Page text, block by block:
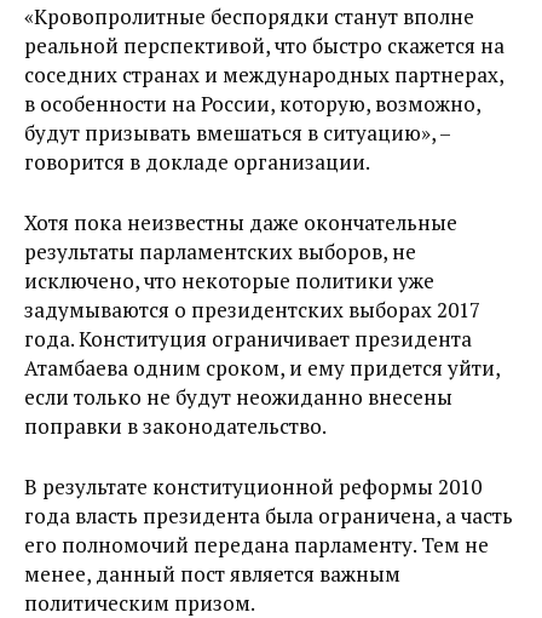
«Кровопролитные беспорядки станут вполне
реальной перспективой, что быстро скажется на
соседних странах и международных партнерах,
в особенности на России, которую, возможно,
будут призывать вмешаться в ситуацию», –
говорится в докладе организации.
Хотя пока неизвестны даже окончательные
результаты парламентских выборов, не
исключено, что некоторые политики уже
задумываются о президентских выборах 2017
года. Конституция ограничивает президента
Атамбаева одним сроком, и ему придется уйти,
если только не будут неожиданно внесены
поправки в законодательство.
В результате конституционной реформы 2010
года власть президента была ограничена, а часть
его полномочий передана парламенту. Тем не
менее, данный пост является важным
политическим призом.